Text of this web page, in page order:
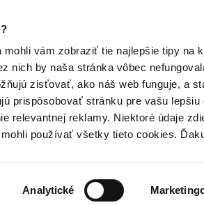
vám zobraziť tie najlepšie tipy na
nich by naša stránka vôbec
zisťovať, ako náš web funguje, a
prispôsobovať stránku pre vašu lepšiu
relevantnej reklamy. Niektoré údaje
používať všetky tieto cookies.
Analytické